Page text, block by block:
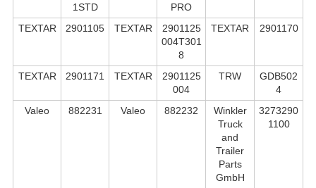
1STD
PRO
TEXTAR 2901105 TEXTAR
2901125
004T301
8
TEXTAR 2901170
TEXTAR 2901171 TEXTAR
2901125
004
TRW
GDB502
4
Valeo
882231 Valeo 882232
Winkler
Truck
and
Trailer
Parts
GmbH
3273290
1100